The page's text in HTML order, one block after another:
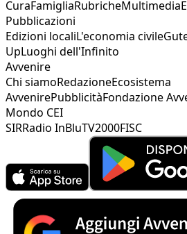
CuraFamigliaRubricheMultimedia
Pubblicazioni
Edizioni localiL'economia civile
UpLuoghi dell'Infinito
Avvenire
Chi siamoRedazioneEcosistema
AvvenirePubblicitàFondazione
Mondo CEI
SIRRadio InBluTV2000FISC